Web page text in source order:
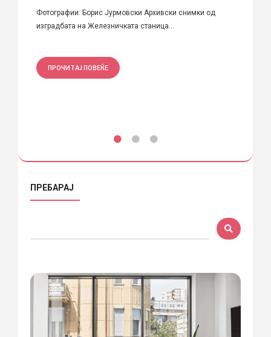
Фотографии: Борис Јурмовски Архивски снимки од
изградбата на Железничката станица...
ПРОЧИТАЈ ПОВЕЌЕ
ПРЕБАРАЈ